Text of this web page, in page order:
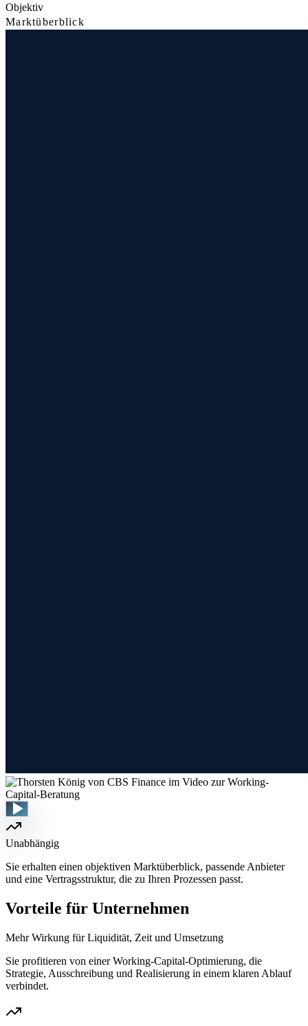
Objektiv
Marktüberblick
Unabhängig
Sie erhalten einen objektiven Marktüberblick, passende Anbieter
und eine Vertragsstruktur, die zu Ihren Prozessen passt.
Vorteile für Unternehmen
Mehr Wirkung für Liquidität, Zeit und Umsetzung
Sie profitieren von einer Working-Capital-Optimierung, die
Strategie, Ausschreibung und Realisierung in einem klaren Ablauf
verbindet.